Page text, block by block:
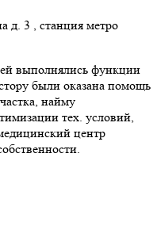
д. 3 , станция метро
выполнялись функции
были оказана помощь
найму
тех. условий,
центр